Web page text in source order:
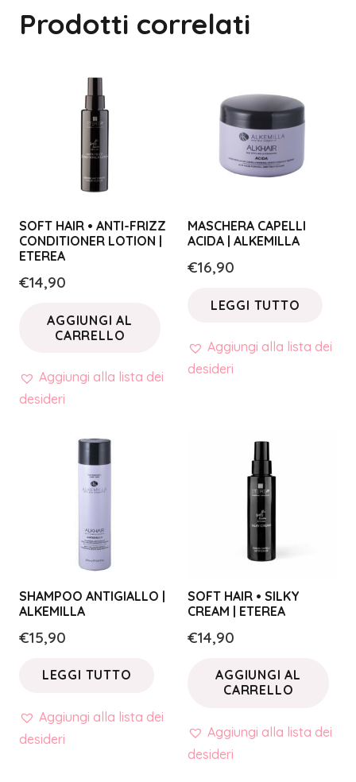
Prodotti correlati
SOFT HAIR • ANTI-FRIZZ
CONDITIONER LOTION |
ETEREA
€14,90
AGGIUNGI AL
CARRELLO
Aggiungi alla lista dei
desideri
MASCHERA CAPELLI
ACIDA | ALKEMILLA
€16,90
LEGGI TUTTO
Aggiungi alla lista dei
desideri
SHAMPOO ANTIGIALLO |
ALKEMILLA
€15,90
LEGGI TUTTO
Aggiungi alla lista dei
desideri
SOFT HAIR • SILKY
CREAM | ETEREA
€14,90
AGGIUNGI AL
CARRELLO
Aggiungi alla lista dei
desideri